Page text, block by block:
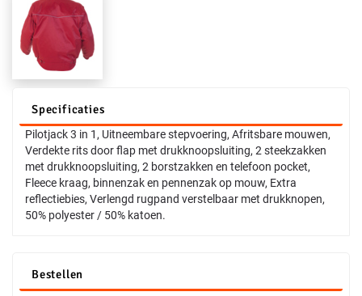
Specificaties
Pilotjack 3 in 1, Uitneembare stepvoering, Afritsbare mouwen,
Verdekte rits door flap met drukknoopsluiting, 2 steekzakken
met drukknoopsluiting, 2 borstzakken en telefoon pocket,
Fleece kraag, binnenzak en pennenzak op mouw, Extra
reflectiebies, Verlengd rugpand verstelbaar met drukknopen,
50% polyester / 50% katoen.
Bestellen